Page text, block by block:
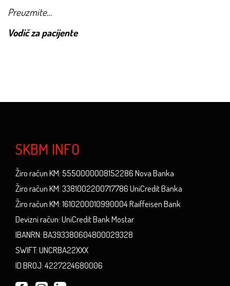
Preuzmite…
Vodič za pacijente
SKBM INFO
Žiro račun KM: 5550000008152286 Nova Banka
Žiro račun KM: 3381002200717786 UniCredit Banka
Žiro račun KM: 1610200010990004 Raiffeisen Bank
Devizni račun: UniCredit Bank Mostar
IBANRN: BA393380604800029328
SWIFT: UNCRBA22XXX
ID BROJ: 4227224680006